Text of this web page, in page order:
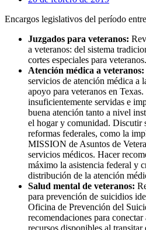
Encargos legislativos del período
Juzgados para veteranos:
a veteranos: del sistema
cortes especiales para veteranos.
Atención médica a veteranos:
servicios de atención médica a
apoyo para veteranos en
insuficientemente servidas e
buena atención tanto a nivel
el hogar y comunidad. Discutir
reformas federales, como la
MISSION de Asuntos de
servicios médicos. Hacer
máximo la asistencia federal y
distribución de la atención
Salud mental de veteranos:
para prevención de suicidios
Oficina de Prevención del
recomendaciones para
recursos disponibles al transitar